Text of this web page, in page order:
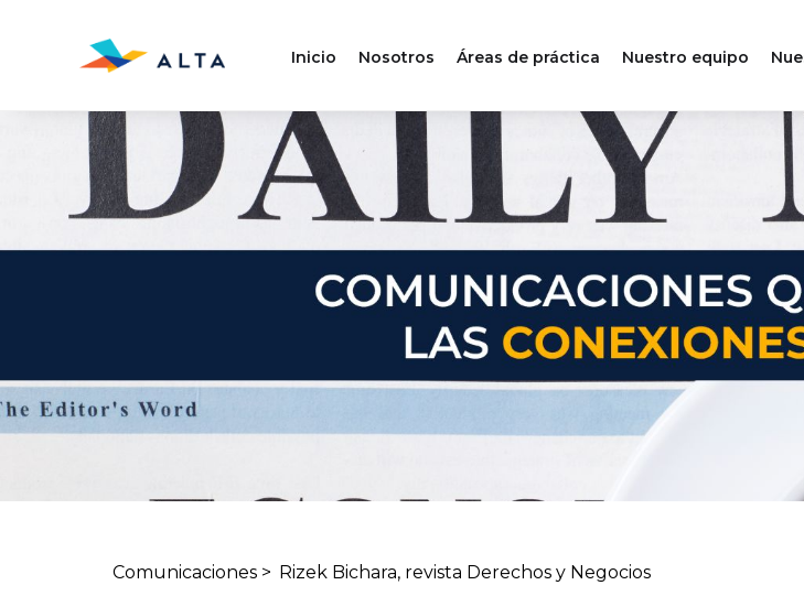
Inicio Nosotros Áreas de práctica Nuestro equipo
Comunicaciones > Rizek Bichara, revista Derechos y Negocios